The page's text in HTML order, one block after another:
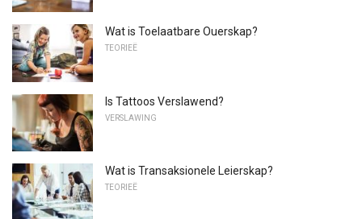
Wat is Toelaatbare Ouerskap?
TEORIEË
Is Tattoos Verslawend?
VERSLAWING
Wat is Transaksionele Leierskap?
TEORIEË